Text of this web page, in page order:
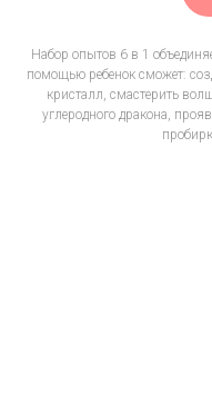
Набор опытов 6 в 1
помощью ребенок сможет:
кристалл, смастерить
углеродного дракона,